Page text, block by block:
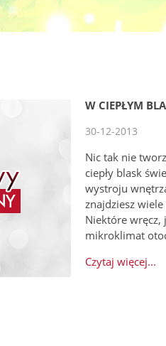
W CIEPŁYM
30-12-2013
Nic tak nie
ciepły blask
wystroju
znajdziesz
Niektóre wręcz,
mikroklimat
Czytaj więcej...